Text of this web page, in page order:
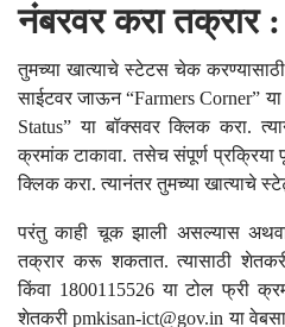
नंबरवर करा तक्रार :
तुमच्या खात्याचे स्टेटस चेक करण्यासाठी
साईटवर जाऊन “Farmers Corner”
Status” या बॉक्सवर क्लिक करा.
क्रमांक टाकावा. तसेच संपूर्ण प्रक्रिया
क्लिक करा. त्यानंतर तुमच्या खात्याचे
परंतु काही चूक झाली असल्यास
तक्रार करू शकतात. त्यासाठी
किंवा 1800115526 या टोल फ्री
शेतकरीpmkisan-ict@gov.in या